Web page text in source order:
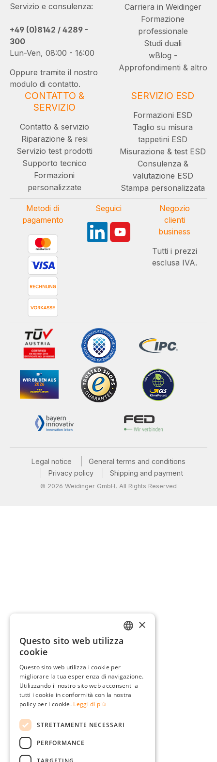
Servizio e consulenza:
+49 (0)8142 / 4289 -
300
Lun-Ven, 08:00 - 16:00
Oppure tramite il nostro
modulo di contatto.
Carriera in Weidinger
Formazione
professionale
Studi duali
wBlog -
Approfondimenti & altro
CONTATTO &
SERVIZIO
Contatto & servizio
Riparazione & resi
Servizio test prodotti
Supporto tecnico
Formazioni
personalizzate
SERVIZIO ESD
Formazioni ESD
Taglio su misura
tappetini ESD
Misurazione & test ESD
Consulenza &
valutazione ESD
Stampa personalizzata
Metodi di
pagamento
Seguici
Negozio
clienti
business
Tutti i prezzi
esclusa IVA.
Legal notice
General terms and conditions
Privacy policy
Shipping and payment
© 2026 Weidinger GmbH, All Rights Reserved
FRENCH
ITALIAN
×
Questo sito web utilizza
cookie
Questo sito web utilizza i cookie per
migliorare la tua esperienza di navigazione.
Utilizzando il nostro sito web acconsenti a
tutti i cookie in conformità con la nostra
policy per i cookie. Leggi di più
STRETTAMENTE NECESSARI
PERFORMANCE